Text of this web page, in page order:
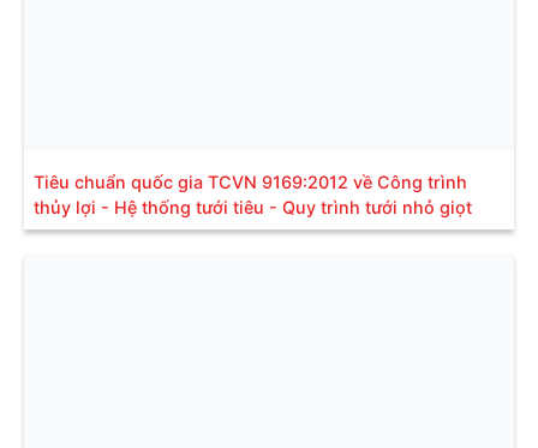
Tiêu chuẩn quốc gia TCVN 9169:2012 về Công trình
thủy lợi - Hệ thống tưới tiêu - Quy trình tưới nhỏ giọt